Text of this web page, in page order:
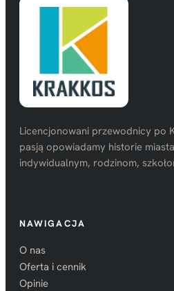
Licencjonowani przewodnicy po
pasją opowiadamy historie
indywidualnym, rodzinom,
NAWIGACJA
O nas
Oferta i cennik
Opinie